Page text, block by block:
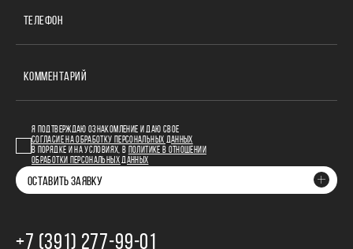
ТЕЛЕФОН
КОММЕНТАРИЙ
Я ПОДТВЕРЖДАЮ ОЗНАКОМЛЕНИЕ И ДАЮ СВОЕ
СОГЛАСИЕ НА ОБРАБОТКУ ПЕРСОНАЛЬНЫХ ДАННЫХ
В ПОРЯДКЕ И НА УСЛОВИЯХ, В
ПОЛИТИКЕ В ОТНОШЕНИИ
ОБРАБОТКИ ПЕРСОНАЛЬНЫХ ДАННЫХ
ОСТАВИТЬ ЗАЯВКУ
+7 (391) 277‒99‒01